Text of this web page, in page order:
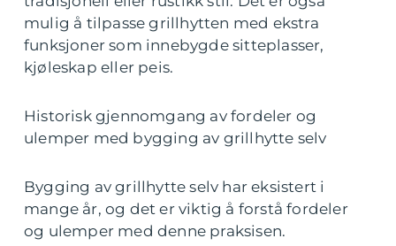
mulig å tilpasse grillhytten med ekstra
funksjoner som innebygde sitteplasser,
kjøleskap eller peis.
Historisk gjennomgang av fordeler og
ulemper med bygging av grillhytte selv
Bygging av grillhytte selv har eksistert i
mange år, og det er viktig å forstå fordeler
og ulemper med denne praksisen.